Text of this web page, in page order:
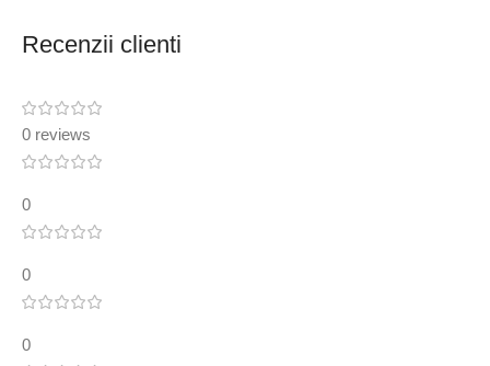
Recenzii clienti
0 reviews
0
0
0